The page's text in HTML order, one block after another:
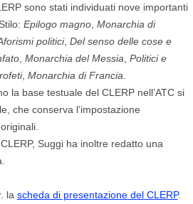
sono stati individuati nove importanti
Epilogo magno, Monarchia di
politici, Del senso delle cose e
, Monarchia del Messia, Politici e
, Monarchia di Francia.
la base testuale del CLERP nell’ATC si
che conserva l’impostazione
Suggi ha inoltre redatto una
la scheda di presentazione del CLERP.